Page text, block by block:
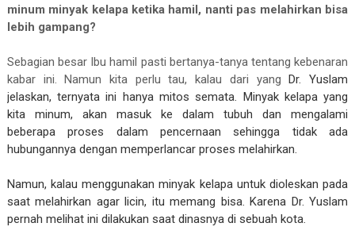
minum minyak kelapa ketika hamil, nanti pas melahirkan bisa
lebih gampang?
Sebagian besar Ibu hamil pasti bertanya-tanya tentang kebenaran
kabar ini. Namun kita perlu tau, kalau dari yangDr. Yuslam
jelaskan, ternyata ini hanya mitos semata. Minyak kelapa yang
kita minum, akan masuk ke dalam tubuh dan mengalami
beberapa proses dalam pencernaan sehingga tidak ada
hubungannya dengan memperlancar proses melahirkan.
Namun, kalau menggunakan minyak kelapa untuk dioleskan pada
saat melahirkan agar licin, itu memang bisa. Karena Dr. Yuslam
pernah melihat ini dilakukan saat dinasnya di sebuah kota.